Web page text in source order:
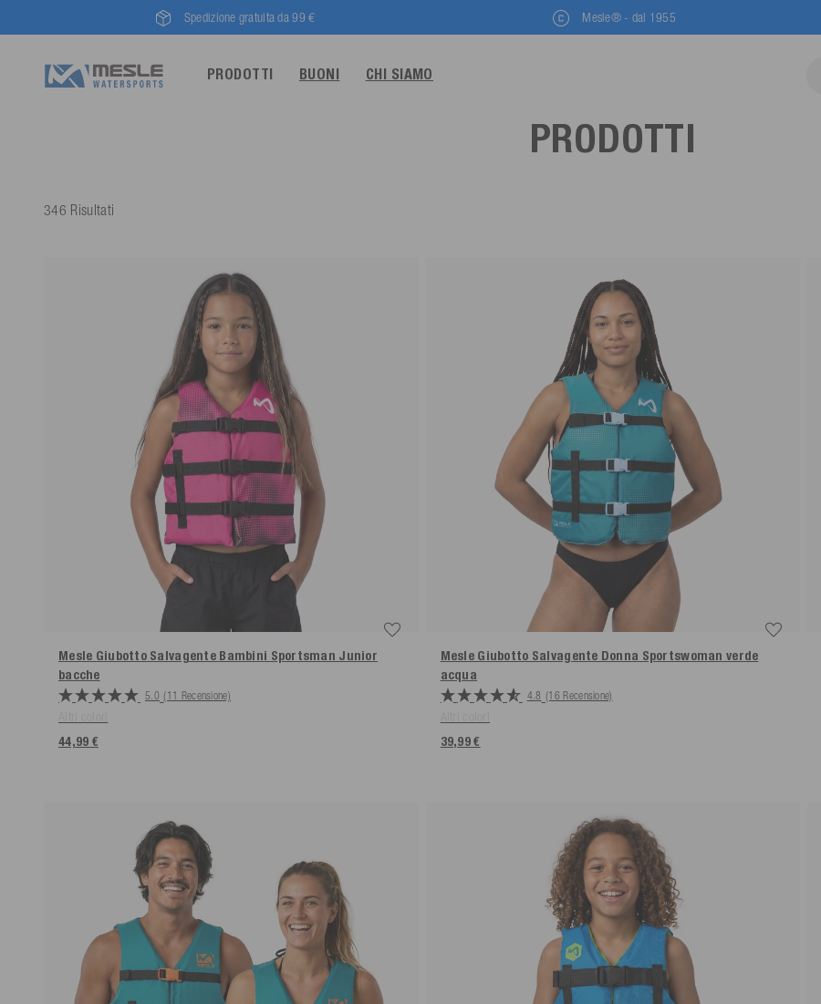
Spedizione gratuita da 99 € Mesle® - dal 1955
PRODOTTI BUONI CHI SIAMO
PRODOTTI
346 Risultati
Mesle Giubotto Salvagente Bambini Sportsman Junior
bacche
5.0 (11 Recensione)
44,99 €
Mesle Giubotto Salvagente Donna Sportswoman verde
acqua
4.8 (16 Recensione)
39,99 €